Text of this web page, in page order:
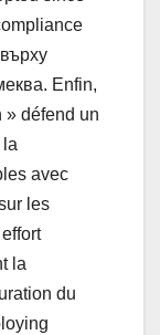
Enfin,
» défend un
avec
les
la
du